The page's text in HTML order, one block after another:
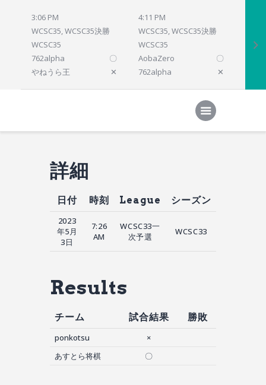
3:06 PM
WCSC35, WCSC35決勝
WCSC35
762alpha
〇
やねうら王
✕
4:11 PM
WCSC35, WCSC35決勝
WCSC35
AobaZero
〇
762alpha
✕
Home
参加プログラム
詳細
日付 時刻 League シーズン
2023
年5月
3日
7:26
AM
WCSC33一
次予選
WCSC33
Results
チーム 試合結果 勝敗
ponkotsu
×
あすとら将棋
〇